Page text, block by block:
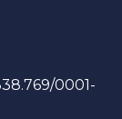
0001-